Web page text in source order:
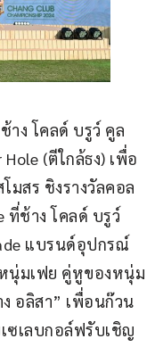
าง โคลด์ บรูว์ คูล
(ตีใกล้ธง) เพื่อ
มสร ชิงรางวัลคอล
ที่ช้าง โคลด์ บรูว์
แบรนด์อุปกรณ์
นุ่มเฟย คู่หูของหนุ่ม
อลิสา” เพื่อนก๊วน
ซเลบกอล์ฟรับเชิญ